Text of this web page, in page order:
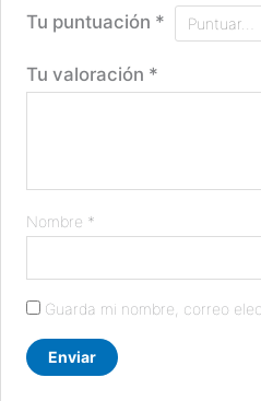
Tu puntuación *
Tu valoración *
Nombre *
Guarda mi nombre, correo